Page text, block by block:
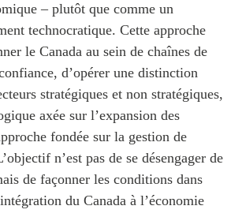
– plutôt que comme un
technocratique. Cette approche
le Canada au sein de chaînes de
d’opérer une distinction
stratégiques et non stratégiques,
axée sur l’expansion des
fondée sur la gestion de
n’est pas de se désengager de
de façonner les conditions dans
du Canada à l’économie